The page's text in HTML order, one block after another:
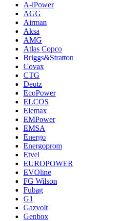
A-iPower
AGG
Airman
Aksa
AMG
Atlas Copco
Briggs&Stratton
Covax
CTG
Deutz
EcoPower
ELCOS
Elemax
EMPower
EMSA
Energo
Energoprom
Etvel
EUROPOWER
EVOline
FG Wilson
Fubag
G1
Gazvolt
Genbox